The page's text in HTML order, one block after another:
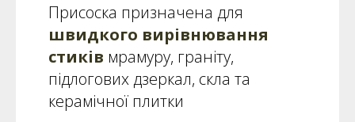
Присоска призначена для
швидкого вирівнювання
стиків мрамуру, граніту,
підлогових дзеркал, скла та
керамічної плитки